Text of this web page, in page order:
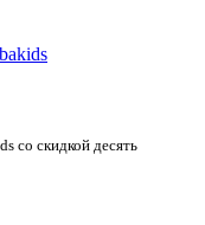
со скидкой десять